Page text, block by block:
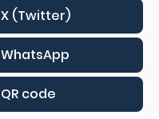
X (Twitter)
WhatsApp
QR code